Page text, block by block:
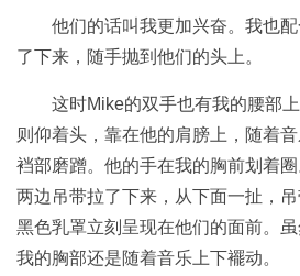
他们的话叫我更加兴奋。我也
了下来，随手抛到他们的头上。
这时Mike的双手也有我的腰部
则仰着头，靠在他的肩膀上，随着
裆部磨蹭。他的手在我的胸前划着
两边吊带拉了下来，从下面一扯，
黑色乳罩立刻呈现在他们的面前。
我的胸部还是随着音乐上下襬动。